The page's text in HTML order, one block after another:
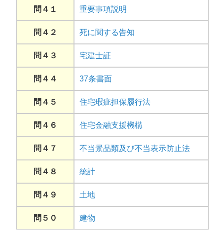
問４１ 重要事項説明
問４２ 死に関する告知
問４３ 宅建士証
問４４ 37条書面
問４５ 住宅瑕疵担保履行法
問４６ 住宅金融支援機構
問４７ 不当景品類及び不当表示防止法
問４８ 統計
問４９ 土地
問５０ 建物